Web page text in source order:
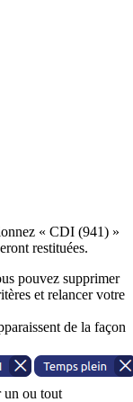
« CDI (941) »
restituées.
pouvez supprimer
et relancer votre
de la façon
un ou tout